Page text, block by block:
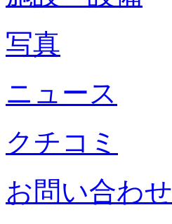
写真
ニュース
クチコミ
お問い合わせ